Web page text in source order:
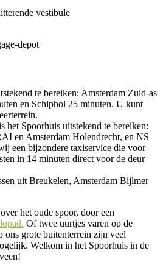
vestibule
depot
te bereiken: Amsterdam Zuid-as
en Schiphol 25 minuten. U kunt
het Spoorhuis uitstekend te bereiken:
en Amsterdam Holendrecht, en NS
een bijzondere taxiservice die voor
in 14 minuten direct voor de deur
uit Breukelen, Amsterdam Bijlmer
het oude spoor, door een
Of twee uurtjes varen op de
ons grote buitenterrein zijn veel
Welkom in het Spoorhuis in de